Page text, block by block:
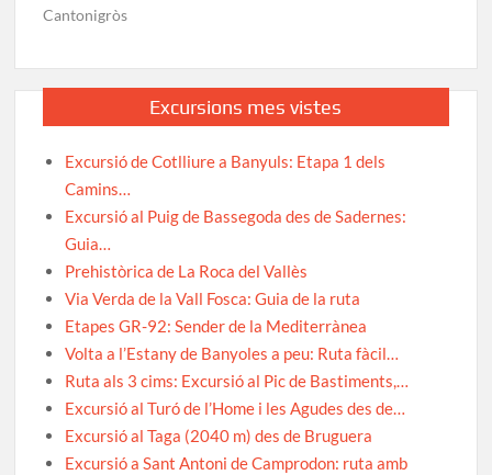
Cantonigròs
Excursions mes vistes
Excursió de Cotlliure a Banyuls: Etapa 1 dels
Camins…
Excursió al Puig de Bassegoda des de Sadernes:
Guia…
Prehistòrica de La Roca del Vallès
Via Verda de la Vall Fosca: Guia de la ruta
Etapes GR-92: Sender de la Mediterrànea
Volta a l’Estany de Banyoles a peu: Ruta fàcil…
Ruta als 3 cims: Excursió al Pic de Bastiments,…
Excursió al Turó de l’Home i les Agudes des de…
Excursió al Taga (2040 m) des de Bruguera
Excursió a Sant Antoni de Camprodon: ruta amb